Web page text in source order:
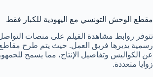
مقطع الوحش التونسي مع اليهودية للكبار فقط
تتوفر روابط مشاهدة الفيلم على منصات
رسمية يديرها فريق العمل. حيث يتم طرح
عن الكواليس وتفاصيل الإنتاج، مما يسمح
زوايا متعددة.